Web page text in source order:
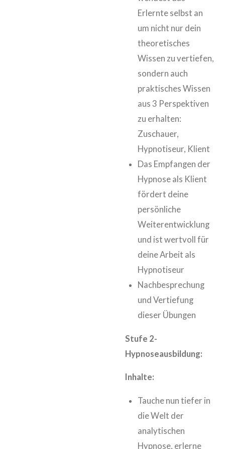
Erlernte selbst an
um nicht nur dein
theoretisches
Wissen zu vertiefen,
sondern auch
praktisches Wissen
aus 3 Perspektiven
zu erhalten:
Zuschauer,
Hypnotiseur, Klient
Das Empfangen der
Hypnose als Klient
fördert deine
persönliche
Weiterentwicklung
und ist wertvoll für
deine Arbeit als
Hypnotiseur
Nachbesprechung
und Vertiefung
dieser Übungen
Stufe 2-
Hypnoseausbildung:
Inhalte:
Tauche nun tiefer in
die Welt der
analytischen
Hypnose, erlerne